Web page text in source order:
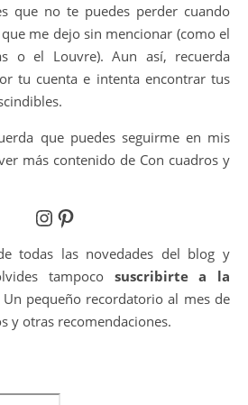
que no te puedes perder cuando
me dejo sin mencionar (como el
o el Louvre). Aun así, recuerda
tu cuenta e intenta encontrar tus
que puedes seguirme en mis
más contenido de Con cuadros y
Instagram
Pinterest
todas las novedades del blog y
tampoco suscribirte a la
Un pequeño recordatorio al mes de
y otras recomendaciones.